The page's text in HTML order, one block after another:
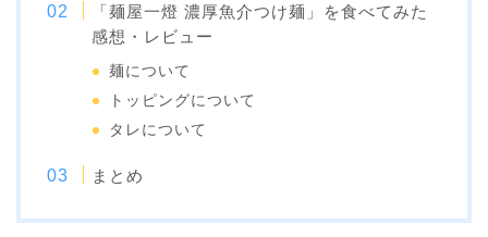
「麺屋一燈 濃厚魚介つけ麺」を食べてみた
感想・レビュー
麺について
トッピングについて
タレについて
まとめ